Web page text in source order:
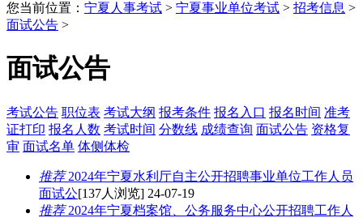
您当前位置： 宁夏人事考试 > 宁夏事业单位考试 > 招考信息 >
面试公告 >
面试公告
考试公告 职位表 考试大纲 报考条件 报名入口 报名时间 准考
证打印 报名人数 考试时间 分数线 成绩查询 面试公告 资格复
审 面试名单 体侧体检
推荐2024年宁夏水利厅自主公开招聘事业单位工作人员
面试公[137人浏览] 24-07-19
推荐2024年宁夏档案馆、公务服务中心公开招聘工作人